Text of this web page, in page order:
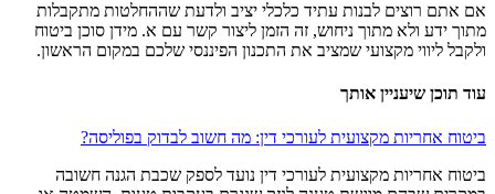
אם אתם רוצים לבנות עתיד כלכלי יציב ולדעת שההחלטות מתקבלות
מתוך ידע ולא מתוך ניחוש, זה הזמן ליצור קשר עם א. מידן סוכן ביטוח
ולקבל ליווי מקצועי שמציב את התכנון הפיננסי שלכם במקום הראשון.
עוד תוכן שיעניין אותך
ביטוח אחריות מקצועית לעורכי דין: מה חשוב לבדוק בפוליסה?
ביטוח אחריות מקצועית לעורכי דין נועד לספק שכבת הגנה חשובה